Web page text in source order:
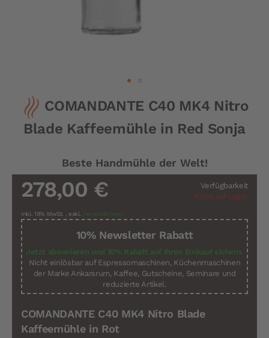
Anfang
Bildergalerie
COMANDANTE C40 MK4 Nitro
Blade Kaffeemühle in Red Sonja
Beste Handmühle der Welt!
Verfügbarkeit
Nicht auf Lager
278,00 €
Inkl. 19% MwSt. , exkl. Versandkosten
10% Newsletter Rabatt
Jetzt abonnieren und 10% Rabatt auf Ihren Einkauf sichern.
Nicht einlösbar auf Espressomaschinen, Küchenmaschinen
der Marke Ankarsrum, Kaffee, Gutscheine, Seminare und
reduzierte Artikel.
COMANDANTE C40 MK4 Nitro Blade
Kaffeemühle in Rot